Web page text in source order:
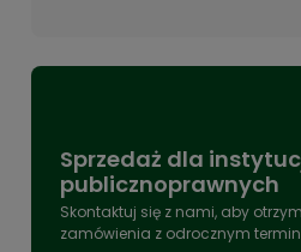
Sprzedaż dla
publicznoprawnych
Skontaktuj się z nami, aby
zamówienia z odrocznym